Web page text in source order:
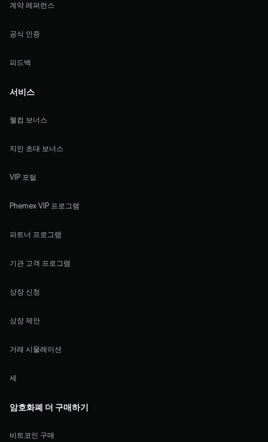
계약 레퍼런스
공식 인증
피드백
서비스
웰컴 보너스
지인 초대 보너스
VIP 포털
Phemex VIP 프로그램
파트너 프로그램
기관 고객 프로그램
상장 신청
상장 제안
거래 시물레이션
세
암호화폐 더 구매하기
비트코인 구매